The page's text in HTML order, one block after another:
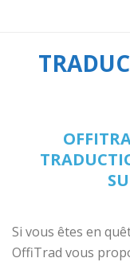
Si vous êtes en
OffiTrad vous